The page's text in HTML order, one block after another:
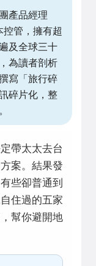
產品經理
控管，擁有超
及全球三十
為讀者剖析
寫「旅行碎
碎片化，整
帶太太去台
案。結果發
些卻普通到
住過的五家
幫你避開地